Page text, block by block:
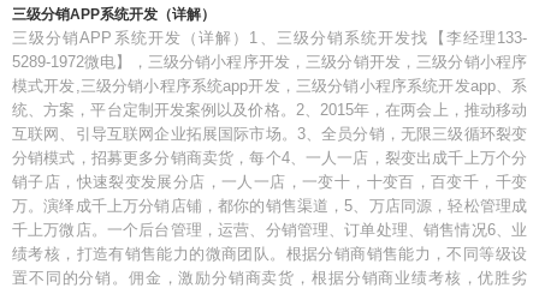
三级分销APP系统开发（详解）
三级分销APP系统开发（详解）1、三级分销系统开发找【李经理133-
5289-1972微电】，三级分销小程序开发，三级分销开发，三级分销小程序
模式开发,三级分销小程序系统app开发，三级分销小程序系统开发app、系
统、方案，平台定制开发案例以及价格。2、2015年，在两会上，推动移动
互联网、引导互联网企业拓展国际市场。3、全员分销，无限三级循环裂变
分销模式，招募更多分销商卖货，每个4、一人一店，裂变出成千上万个分
销子店，快速裂变发展分店，一人一店，一变十，十变百，百变千，千变
万。演绎成千上万分销店铺，都你的销售渠道，5、万店同源，轻松管理成
千上万微店。一个后台管理，运营、分销管理、订单处理、销售情况6、业
绩考核，打造有销售能力的微商团队。根据分销商销售能力，不同等级设
置不同的分销。佣金，激励分销商卖货，根据分销商业绩考核，优胜劣